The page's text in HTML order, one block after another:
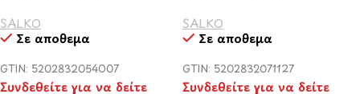
SALKO
Σε απόθεμα
GTIN: 5202832054007
Συνδεθείτε για να δείτε
SALKO
Σε απόθεμα
GTIN: 5202832071127
Συνδεθείτε για να δείτε